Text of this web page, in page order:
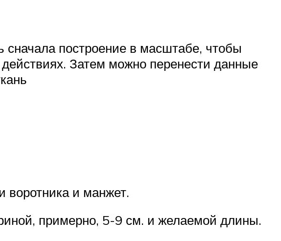
построение в масштабе, чтобы
Затем можно перенести данные
воротника и манжет.
примерно, 5-9 см. и желаемой длины.